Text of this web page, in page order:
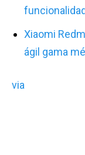
Xiaomi
ágil gama
via